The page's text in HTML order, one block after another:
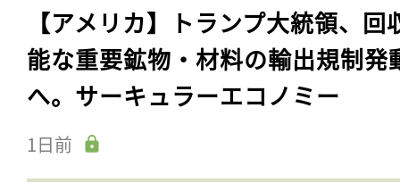
【アメリカ】トランプ大統領、回
能な重要鉱物・材料の輸出規制発
へ。サーキュラーエコノミー
1日前